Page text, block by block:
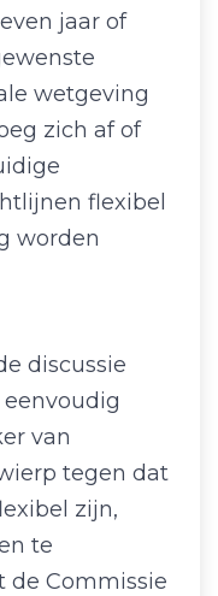
jaar of
wetgeving
zich af of
flexibel
worden
discussie
van
tegen dat
zijn,
te
de Commissie